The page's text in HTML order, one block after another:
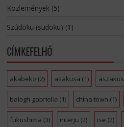
Közlemények(5)
Szúdoku (sudoku) (1)
CÍMKEFELHŐ
akabeko (2) asakusa (1)
balogh gabriella (1) china town (1)
fukushima (3) interju (2) ise (2)